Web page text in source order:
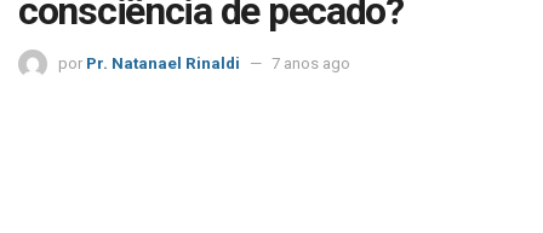
consciência de pecado?
por Pr. Natanael Rinaldi 7 anos ago